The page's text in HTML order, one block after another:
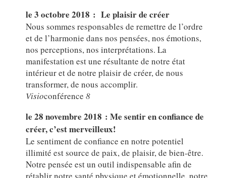
le 3 octobre 2018 : Le plaisir de créer
Nous sommes responsables de remettre de l’ordre
et de l’harmonie dans nos pensées, nos émotions,
nos perceptions, nos interprétations. La
manifestation est une résultante de notre état
intérieur et de notre plaisir de créer, de nous
transformer, de nous accomplir.
Visioconférence 8
le 28 novembre 2018 : Me sentir en confiance de
créer, c’est merveilleux!
Le sentiment de confiance en notre potentiel
illimité est source de paix, de plaisir, de bien-être.
Notre pensée est un outil indispensable afin de